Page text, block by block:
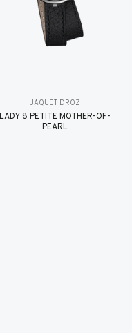
JAQUET DROZ
LADY 8 PETITE MOTHER-OF-
PEARL